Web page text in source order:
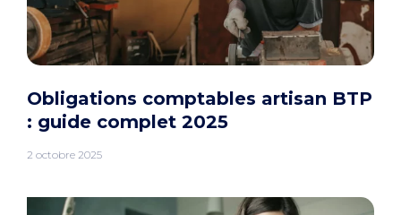
Obligations comptables artisan BTP
: guide complet 2025
2 octobre 2025